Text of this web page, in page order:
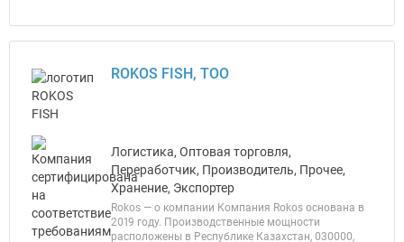
ROKOS FISH, ТОО
Логистика, Оптовая торговля,
Переработчик, Производитель, Прочее,
Хранение, Экспортер
Rokos — о компании Компания Rokos основана в
2019 году. Производственные мощности
расположены в Республике Казахстан, 030000,